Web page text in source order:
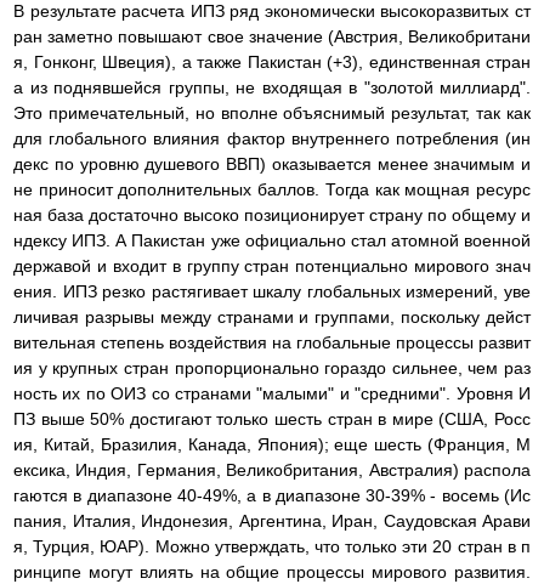
В результате расчета ИПЗ ряд экономически высокоразвитых ст
ран заметно повышают свое значение (Австрия, Великобритани
я, Гонконг, Швеция), а также Пакистан (+3), единственная стран
а из поднявшейся группы, не входящая в "золотой миллиард".
Это примечательный, но вполне объяснимый результат, так как
для глобального влияния фактор внутреннего потребления (ин
декс по уровню душевого ВВП) оказывается менее значимым и
не приносит дополнительных баллов. Тогда как мощная ресурс
ная база достаточно высоко позиционирует страну по общему и
ндексу ИПЗ. А Пакистан уже официально стал атомной военной
державой и входит в группу стран потенциально мирового знач
ения. ИПЗ резко растягивает шкалу глобальных измерений, уве
личивая разрывы между странами и группами, поскольку дейст
вительная степень воздействия на глобальные процессы развит
ия у крупных стран пропорционально гораздо сильнее, чем раз
ность их по ОИЗ со странами "малыми" и "средними". Уровня И
ПЗ выше 50% достигают только шесть стран в мире (США, Росс
ия, Китай, Бразилия, Канада, Япония); еще шесть (Франция, М
ексика, Индия, Германия, Великобритания, Австралия) распола
гаются в диапазоне 40-49%, а в диапазоне 30-39% - восемь (Ис
пания, Италия, Индонезия, Аргентина, Иран, Саудовская Арави
я, Турция, ЮАР). Можно утверждать, что только эти 20 стран в п
ринципе могут влиять на общие процессы мирового развития.